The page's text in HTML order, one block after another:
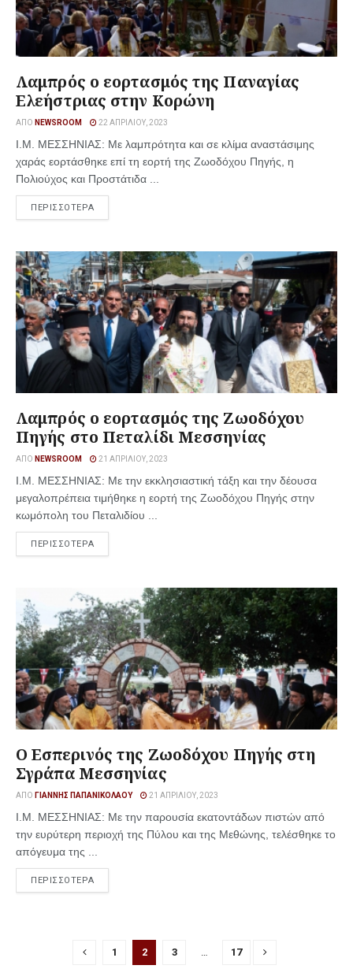
Λαμπρός ο εορτασμός της Παναγίας
Ελεήστριας στην Κορώνη
ΑΠΌ NEWSROOM 22 ΑΠΡΙΛΊΟΥ, 2023
Ι.Μ. ΜΕΣΣΗΝΙΑΣ: Με λαμπρότητα και σε κλίμα αναστάσιμης
χαράς εορτάσθηκε επί τη εορτή της Ζωοδόχου Πηγής, η
Πολιούχος και Προστάτιδα ...
ΠΕΡΙΣΣΟΤΕΡΑ
Λαμπρός ο εορτασμός της Ζωοδόχου
Πηγής στο Πεταλίδι Μεσσηνίας
ΑΠΌ NEWSROOM 21 ΑΠΡΙΛΊΟΥ, 2023
Ι.Μ. ΜΕΣΣΗΝΙΑΣ: Με την εκκλησιαστική τάξη και την δέουσα
μεγαλοπρέπεια τιμήθηκε η εορτή της Ζωοδόχου Πηγής στην
κωμόπολη του Πεταλιδίου ...
ΠΕΡΙΣΣΟΤΕΡΑ
Ο Εσπερινός της Ζωοδόχου Πηγής στη
Σγράπα Μεσσηνίας
ΑΠΌ ΓΙΆΝΝΗΣ ΠΑΠΑΝΙΚΟΛΆΟΥ 21 ΑΠΡΙΛΊΟΥ, 2023
Ι.Μ. ΜΕΣΣΗΝΙΑΣ: Με την παρουσία εκατοντάδων πιστών από
την ευρύτερη περιοχή της Πύλου και της Μεθώνης, τελέσθηκε το
απόγευμα της ...
ΠΕΡΙΣΣΟΤΕΡΑ
1 2 3 … 17